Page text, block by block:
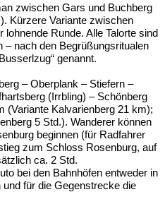
zwischen Gars und Buchberg
Kürzere Variante zwischen
Runde. Alle Talorte sind
– nach den Begrüßungsritualen
genannt.
– Oberplank – Stiefern –
(Irrbling) – Schönberg
(Variante Kalvarienberg 21 km);
5 Std.). Wanderer können
beginnen (für Radfahrer
zum Schloss Rosenburg, auf
ca. 2 Std.
bei den Bahnhöfen entweder in
für die Gegenstrecke die